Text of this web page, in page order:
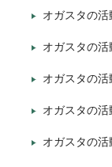
オガスタの
オガスタの活
オガスタの
オガスタの活
オガスタの活